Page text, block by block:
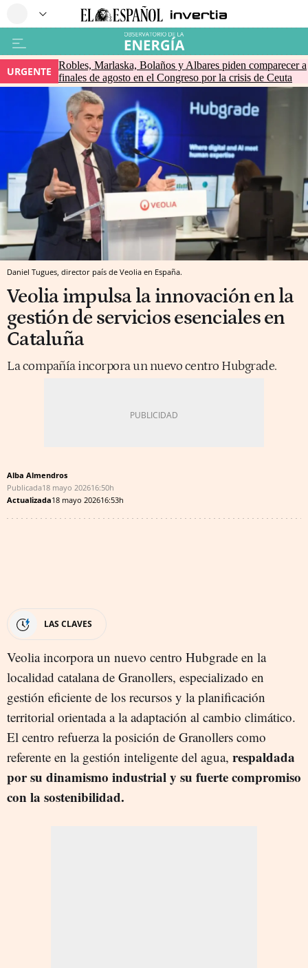
URGENTE
Robles, Marlaska, Bolaños y Albares piden comparecer a
finales de agosto en el Congreso por la crisis de Ceuta
Daniel Tugues, director país de Veolia en España.
Veolia impulsa la innovación en la
gestión de servicios esenciales en
Cataluña
La compañía incorpora un nuevo centro Hubgrade.
Alba Almendros
Publicada18 mayo 202616:50h
Actualizada18 mayo 202616:53h
LAS CLAVES
Veolia incorpora un nuevo centro Hubgrade en la
localidad catalana de Granollers, especializado en
gestión eficiente de los recursos y la planificación
territorial orientada a la adaptación al cambio climático.
El centro refuerza la posición de Granollers como
referente en la gestión inteligente del agua, respaldada
por su dinamismo industrial y su fuerte compromiso
con la sostenibilidad.